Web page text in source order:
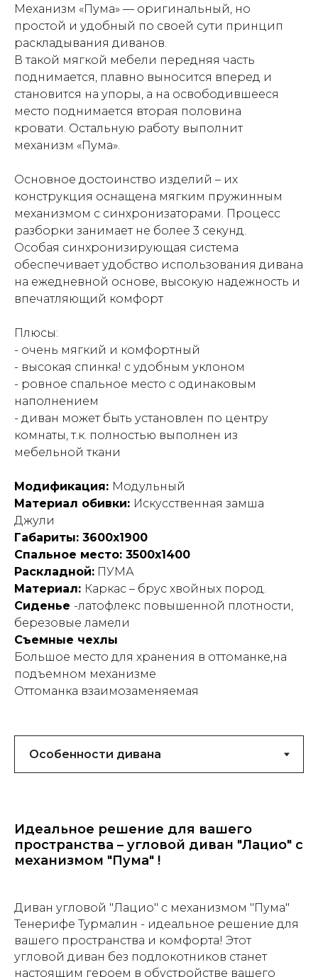
Механизм «Пума» — оригинальный, но
простой и удобный по своей сути принцип
раскладывания диванов.
В такой мягкой мебели передняя часть
поднимается, плавно выносится вперед и
становится на упоры, а на освободившееся
место поднимается вторая половина
кровати. Остальную работу выполнит
механизм «Пума».
Основное достоинство изделий – их
конструкция оснащена мягким пружинным
механизмом с синхронизаторами. Процесс
разборки занимает не более 3 секунд.
Особая синхронизирующая система
обеспечивает удобство использования дивана
на ежедневной основе, высокую надежность и
впечатляющий комфорт
Плюсы:
- очень мягкий и комфортный
- высокая спинка! с удобным уклоном
- ровное спальное место с одинаковым
наполнением
- диван может быть установлен по центру
комнаты, т.к. полностью выполнен из
мебельной ткани
Модификация: Модульный
Материал обивки: Искусственная замша
Джули
Габариты: 3600х1900
Спальное место: 3500х1400
Раскладной: ПУМА
Материал: Каркас – брус хвойных пород.
Сиденье -латофлекс повышенной плотности,
березовые ламели
Съемные чехлы
Большое место для хранения в оттоманке,на
подъемном механизме
Оттоманка взаимозаменяемая
Идеальное решение для вашего
пространства – угловой диван "Лацио" с
механизмом "Пума" !
Диван угловой "Лацио" с механизмом "Пума"
Тенерифе Турмалин - идеальное решение для
вашего пространства и комфорта! Этот
угловой диван без подлокотников станет
настоящим героем в обустройстве вашего